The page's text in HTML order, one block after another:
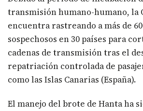
transmisión humano-humano, la
encuentra rastreando a más de
sospechosos en 30 países para
cadenas de transmisión tras el
repatriación controlada de
como las Islas Canarias (España).
El manejo del brote de Hanta ha